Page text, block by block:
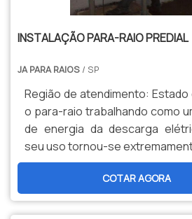
INSTALAÇÃO PARA-RAIO PREDIAL
JA PARA RAIOS / SP
Região de atendimento: Estado
o para-raio trabalhando como
de energia da descarga
seu uso tornou-se
COTAR AGORA